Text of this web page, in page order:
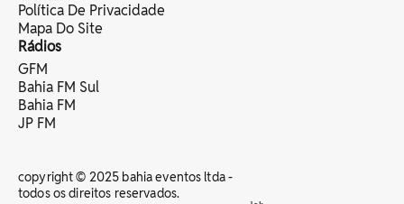
Política De Privacidade
Mapa Do Site
Rádios
GFM
Bahia FM Sul
Bahia FM
JP FM
copyright © 2025 bahia eventos ltda -
todos os direitos reservados.